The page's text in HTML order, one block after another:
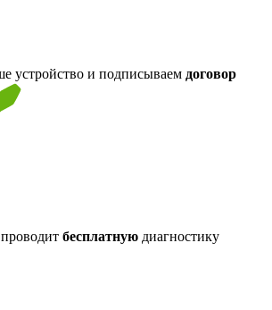
устройство и подписываем договор
бесплатную диагностику